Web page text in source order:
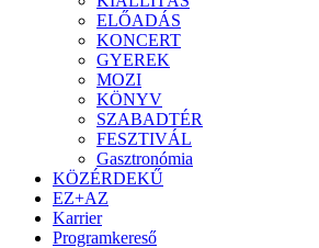
ELŐADÁS
KONCERT
GYEREK
MOZI
KÖNYV
SZABADTÉR
FESZTIVÁL
Gasztronómia
KÖZÉRDEKŰ
EZ+AZ
Karrier
Programkereső